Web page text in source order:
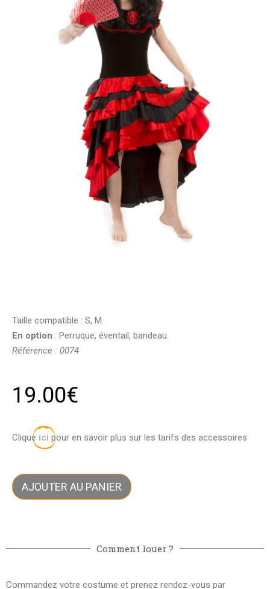
Taille compatible : S, M.
En option : Perruque, éventail, bandeau.
Référence : 0074
19.00€
Clique ici pour en savoir plus sur les tarifs des accessoires
AJOUTER AU PANIER
Comment louer ?
Commandez votre costume et prenez rendez-vous par